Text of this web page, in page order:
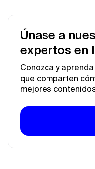
Únase a
expertos en
Conozca y
que comparten
mejores